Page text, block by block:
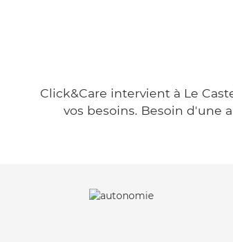
Click&Care intervient à Le
vos besoins. Besoin d'une